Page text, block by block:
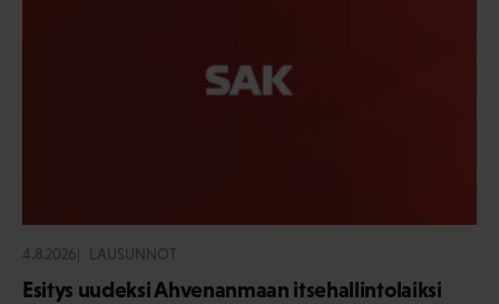
4.8.2026 LAUSUNNOT
Esitys uudeksi Ahvenanmaan itsehallintolaiksi